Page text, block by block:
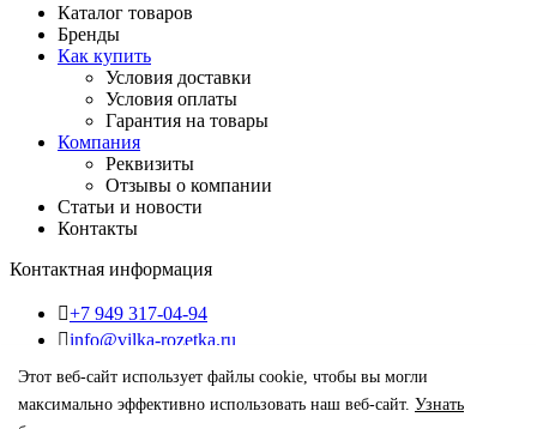
Каталог товаров
Бренды
Как купить
Условия доставки
Условия оплаты
Гарантия на товары
Компания
Реквизиты
Отзывы о компании
Статьи и новости
Контакты
Контактная информация
+7 949 317-04-94
info@vilka-rozetka.ru
Построить маршрут в
ПН-Сб 9:00 - 17:00
Этот веб-сайт использует файлы cookie, чтобы вы могли
максимально эффективно использовать наш веб-сайт. Узнать